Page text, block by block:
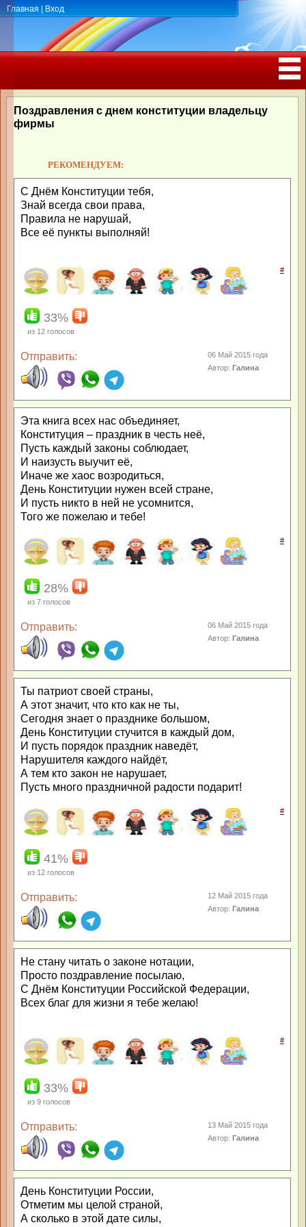
Главная Вход
РОЖДЕНИЯ, ЮБИЛЕЕМ
Поздравления с днем конституции владельцу
фирмы
РЕКОМЕНДУЕМ:
С Днём Конституции тебя,
Знай всегда свои права,
Правила не нарушай,
Все её пункты выполняй!
#
33%
из 12 голосов
Отправить:
06 Май 2015 года
Автор:Галина
Эта книга всех нас объединяет,
Конституция – праздник в честь неё,
Пусть каждый законы соблюдает,
И наизусть выучит её,
Иначе же хаос возродиться,
День Конституции нужен всей стране,
И пусть никто в ней не усомнится,
Того же пожелаю и тебе!
#
28%
из 7 голосов
Отправить:
06 Май 2015 года
Автор:Галина
Ты патриот своей страны,
А этот значит, что кто как не ты,
Сегодня знает о празднике большом,
День Конституции стучится в каждый дом,
И пусть порядок праздник наведёт,
Нарушителя каждого найдёт,
А тем кто закон не нарушает,
Пусть много праздничной радости подарит!
#
41%
из 12 голосов
Отправить:
12 Май 2015 года
Автор:Галина
Не стану читать о законе нотации,
Просто поздравление посылаю,
С Днём Конституции Российской Федерации,
Всех благ для жизни я тебе желаю!
#
33%
из 9 голосов
Отправить:
13 Май 2015 года
Автор:Галина
День Конституции России,
Отметим мы целой страной,
А сколько в этой дате силы,